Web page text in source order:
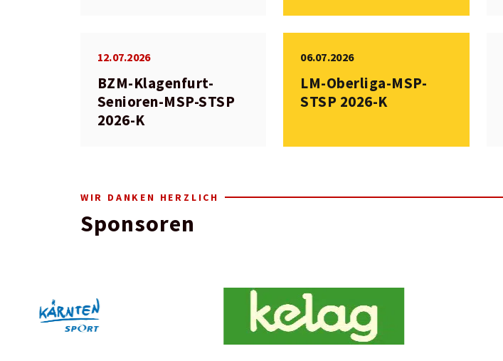
12.07.2026
BZM-Klagenfurt-
Senioren-MSP-STSP
2026-K
06.07.2026
LM-Oberliga-MSP-
STSP 2026-K
WIR DANKEN HERZLICH
Sponsoren